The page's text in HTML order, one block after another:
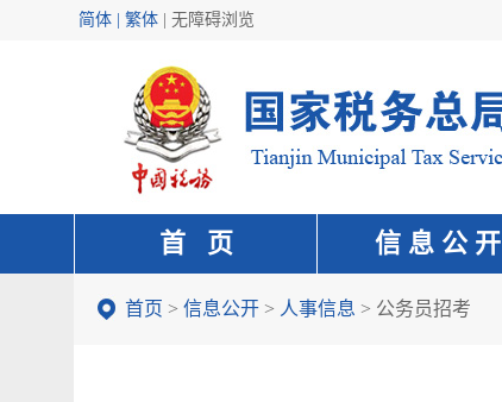
简体 | 繁体 无障碍浏览
首 页 信 息 公 开
首页 > 信息公开 > 人事信息 > 公务员招考